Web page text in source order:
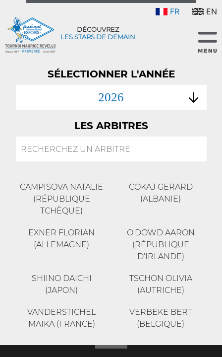
FR EN
DÉCOUVREZ
LES STARS DE DEMAIN
SÉLECTIONNER L'ANNÉE
2026
LES ARBITRES
CAMPISOVA NATALIE
(RÉPUBLIQUE
TCHÈQUE)
COKAJ GERARD
(ALBANIE)
EXNER FLORIAN
(ALLEMAGNE)
O'DOWD AARON
(RÉPUBLIQUE
D'IRLANDE)
SHIINO DAICHI
(JAPON)
TSCHON OLIVIA
(AUTRICHE)
VANDERSTICHEL
MAIKA (FRANCE)
VERBEKE BERT
(BELGIQUE)